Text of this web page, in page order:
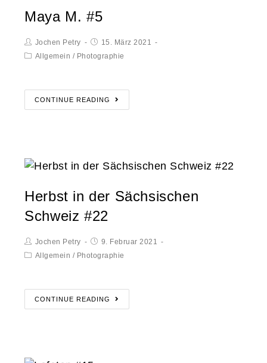
Maya M. #5
Jochen Petry
15. März 2021
Allgemein / Photographie
CONTINUE READING
Herbst in der Sächsischen
Schweiz #22
Jochen Petry
9. Februar 2021
Allgemein / Photographie
CONTINUE READING